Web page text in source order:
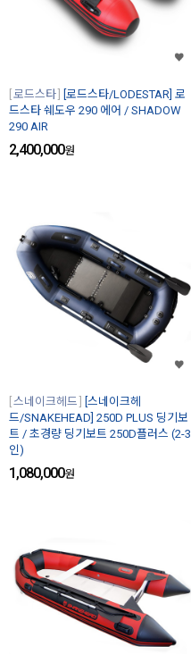
로드스타
[로드스타/LODESTAR] 로
드스타 쉐도우 290 에어 / SHADOW
290 AIR
2,400,000원
스네이크헤드
[스네이크헤
드/SNAKEHEAD] 250D PLUS 딩기보
트 / 초경량 딩기보트 250D플러스 (2-3
인)
1,080,000원